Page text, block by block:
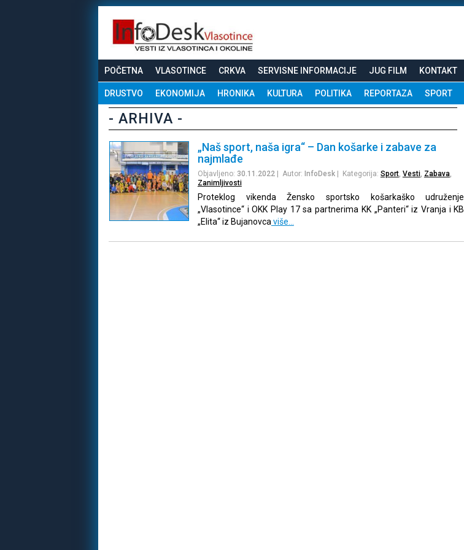
POČETNA VLASOTINCE CRKVA SERVISNE INFORMACIJE JUG FILM KONTAKT
DRUSTVO EKONOMIJA HRONIKA KULTURA POLITIKA REPORTAZA SPORT
- ARHIVA -
„Naš sport, naša igra“ – Dan košarke i zabave za
najmlađe
Objavljeno: 30.11.2022 | Autor: InfoDesk| Kategorija: Sport, Vesti, Zabava,
Zanimljivosti
Proteklog vikenda Žensko sportsko košarkaško udruženje
„Vlasotince“ i OKK Play 17 sa partnerima KK „Panteri“ iz Vranja i KB
„Elita“ iz Bujanovca više…